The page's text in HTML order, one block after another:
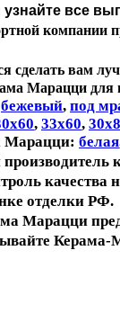
узнайте все
компании
сделать вам
Марацци для
бежевый, под
, 33х60,
Марацци: белая
отделки РФ.
Марацци